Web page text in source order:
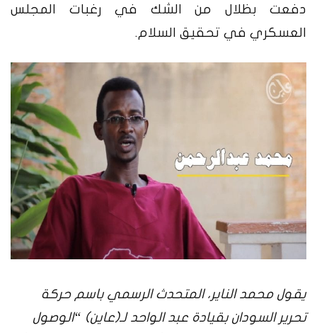
دفعت بظلال من الشك في رغبات المجلس
العسكري في تحقيق السلام.
يقول محمد الناير، المتحدث الرسمي باسم حركة
تحرير السودان بقيادة عبد الواحد لـ(عاين) “الوصول